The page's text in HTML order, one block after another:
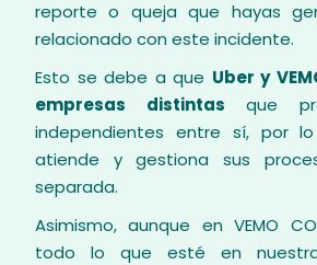
reporte o queja que hayas
relacionado con este incidente.
Esto se debe a que Uber y
empresas distintas que
independientes entre sí, por
atiende y gestiona sus
separada.
Asimismo, aunque en VEMO
todo lo que esté en